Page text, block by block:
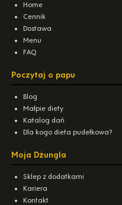
Home
Cennik
Dostawa
Menu
FAQ
Poczytaj o papu
Blog
Małpie diety
Katalog dań
Dla kogo dieta pudełkowa?
Moja Dżungla
Sklep z dodatkami
Kariera
Kontakt